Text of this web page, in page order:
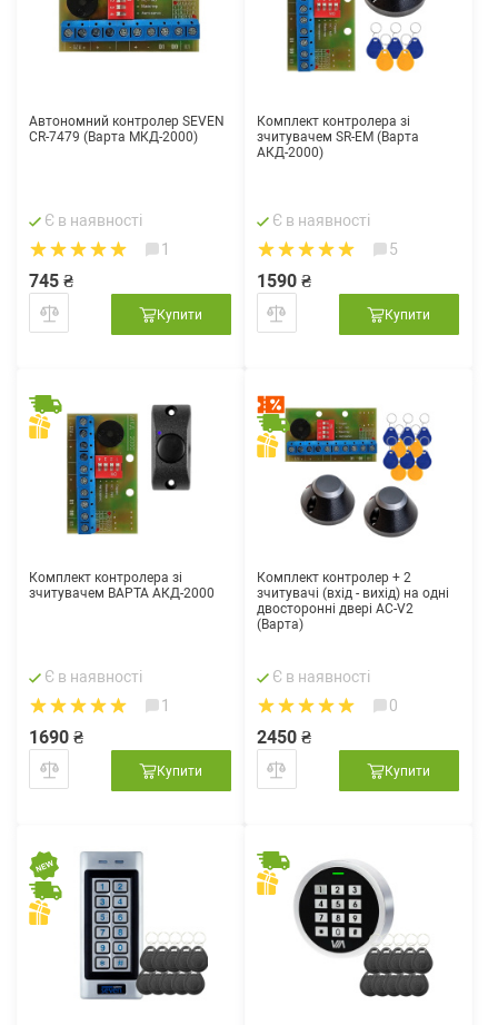
Автономний контролер SEVEN
СR-7479 (Варта МКД-2000)
Є в наявності
1
745 ₴
Купити
Комплект контролера зі
зчитувачем SR-EM (Варта
АКД-2000)
Є в наявності
5
1590 ₴
Купити
Комплект контролера зі
зчитувачем ВАРТА АКД-2000
Є в наявності
1
1690 ₴
Купити
Комплект контролер + 2
зчитувачі (вхід - вихід) на одні
двосторонні двері AC-V2
(Варта)
Є в наявності
0
2450 ₴
Купити